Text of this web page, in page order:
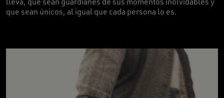
que sean únicos, al igual que cada persona lo es.